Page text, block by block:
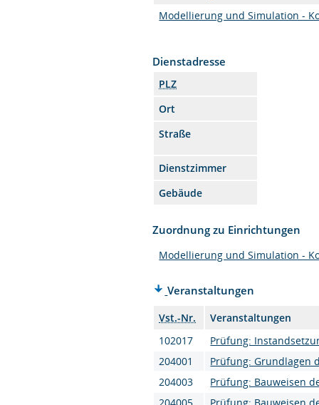
Modellierung und Simulation -
Dienstadresse
PLZ
Ort
Straße
Dienstzimmer
Gebäude
Zuordnung zu Einrichtungen
Modellierung und Simulation -
Veranstaltungen
Vst.-Nr.
Veranstaltungen
102017
Prüfung:
204001
Prüfung: Grundlagen
204003
Prüfung: Bauweisen
204005
Prüfung: Bauweisen